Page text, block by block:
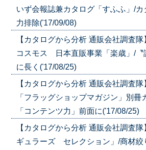
いず会報誌兼カタログ「すふふ」/
力排除('17/09/08)
【カタログから分析 通販会社調査
コスモス 日本直販事業「楽歳」/〝
に長く('17/08/25)
【カタログから分析 通販会社調査
「フラッグショップマガジン」別冊
「コンテンツ力」前面に('17/08/25)
【カタログから分析 通販会社調査
ギュラーズ セレクション」/商材絞